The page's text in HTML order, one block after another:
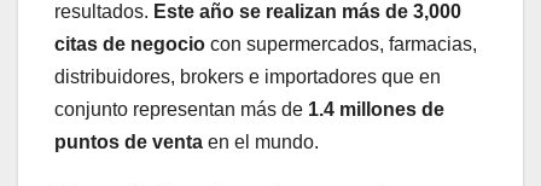
resultados. Este año se realizan más de 3,000
citas de negocio con supermercados, farmacias,
distribuidores, brokers e importadores que en
conjunto representan más de 1.4 millones de
puntos de venta en el mundo.